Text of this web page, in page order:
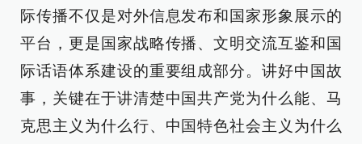
际传播不仅是对外信息发布和国家形象展示的
平台，更是国家战略传播、文明交流互鉴和国
际话语体系建设的重要组成部分。讲好中国故
事，关键在于讲清楚中国共产党为什么能、马
克思主义为什么行、中国特色社会主义为什么